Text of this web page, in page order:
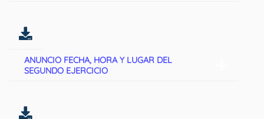
ANUNCIO FECHA, HORA Y LUGAR DEL
SEGUNDO EJERCICIO